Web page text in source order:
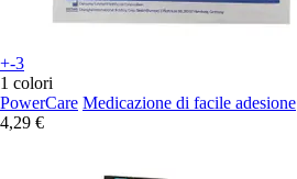
+-3
1 colori
PowerCare Medicazione di facile adesione
4,29 €